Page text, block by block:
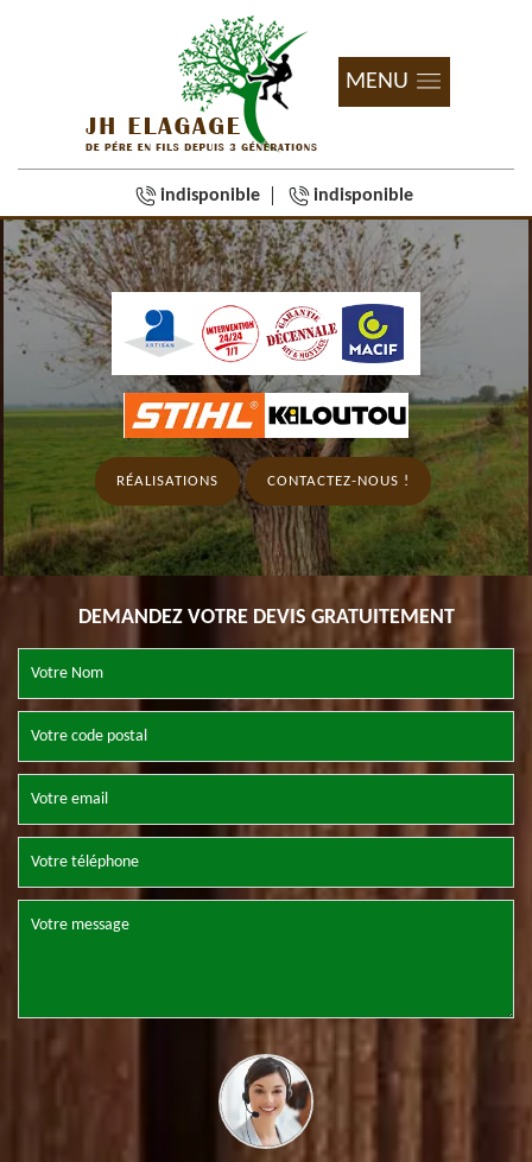
MENU
indisponible indisponible
RÉALISATIONS CONTACTEZ-NOUS !
DEMANDEZ VOTRE DEVIS GRATUITEMENT